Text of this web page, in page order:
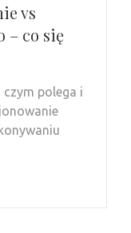
vs
– co się
polega i